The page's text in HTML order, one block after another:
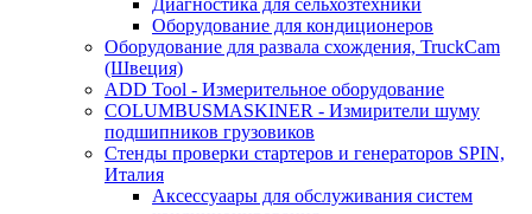
Диагностика для сельхозтехники
Оборудование для кондиционеров
Оборудование для развала схождения, TruckCam
(Швеция)
ADD Tool - Измерительное оборудование
COLUMBUSMASKINER - Измирители шуму
подшипников грузовиков
Стенды проверки стартеров и генераторов SPIN,
Италия
Аксессуаары для обслуживания систем